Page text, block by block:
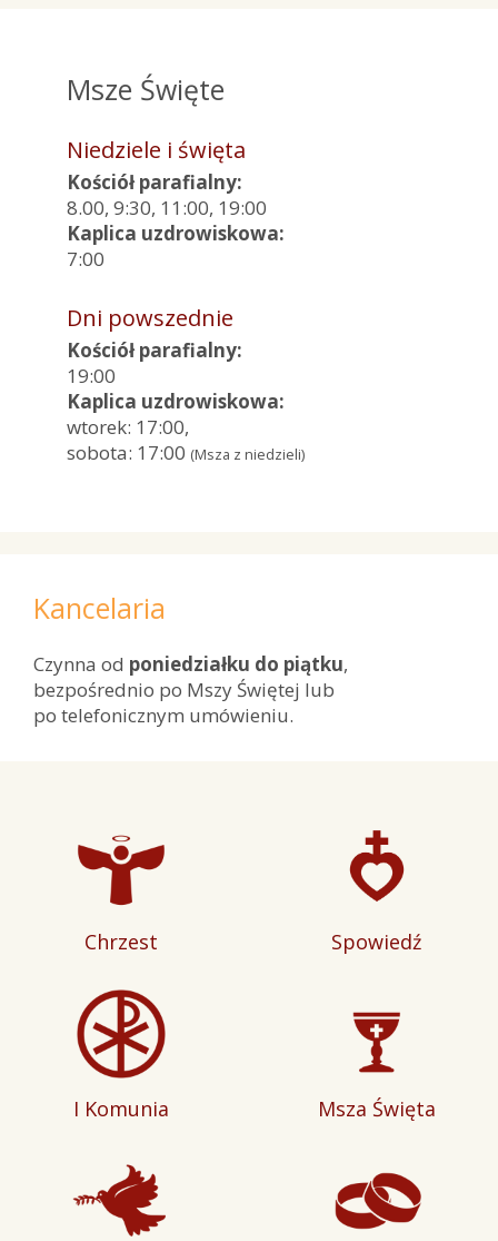
Msze Święte
Niedziele i święta
Kościół parafialny:
8.00, 9:30, 11:00, 19:00
Kaplica uzdrowiskowa:
7:00
Dni powszednie
Kościół parafialny:
19:00
Kaplica uzdrowiskowa:
wtorek: 17:00,
sobota: 17:00 (Msza z niedzieli)
Kancelaria
Czynna od poniedziałku do piątku,
bezpośrednio po Mszy Świętej lub
po telefonicznym umówieniu.
Chrzest Spowiedź
I Komunia Msza Święta